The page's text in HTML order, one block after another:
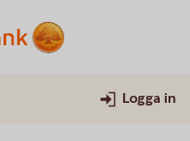
Logga in